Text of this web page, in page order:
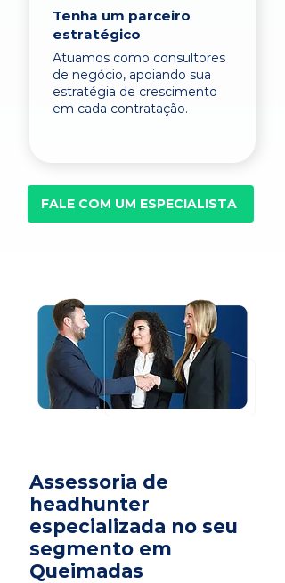
Tenha um parceiro
estratégico
Atuamos como consultores
de negócio, apoiando sua
estratégia de crescimento
em cada contratação.
FALE COM UM ESPECIALISTA
Assessoria de
headhunter
especializada no seu
segmento em
Queimadas